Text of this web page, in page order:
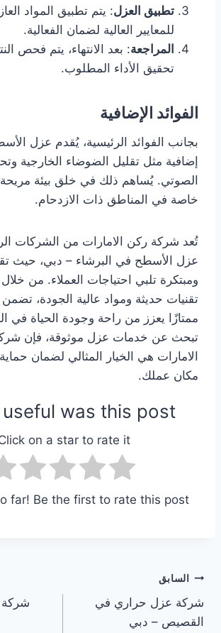
تطبيق العزل: يتم تطبيق المواد
للمعايير العالية لضمان الفعالية.
المراجعة: بعد الانتهاء، يتم فحص
تحقيق الأداء المطلوب.
الفوائد الإضافية
بجانب الفوائد الرئيسية، يُقدم عزل
إضافية مثل تقليل الضوضاء الخارجية
الصوتي. يُساهم ذلك في خلق بيئة مريحة
خاصة في المناطق ذات الازدحام.
تُعد شركة ركن الامارات من الشركات
عزل الأسطح في البرشاء – دبي، حيث
ومبتكرة تلبي احتياجات العملاء. من
تقنيات حديثة ومواد عالية الجودة،
ممتازًا يعزز من راحة وجودة الحياة في
تبحث عن خدمات عزل موثوقة، فإن
الامارات هي الخيار المثالي لضمان
مكان عملك.
was this post?
on a star to rate it!
far! Be the first to rate this post.
تصفّح
المقالات
السابق
شركة عزل حراري في
القصيص – دبي